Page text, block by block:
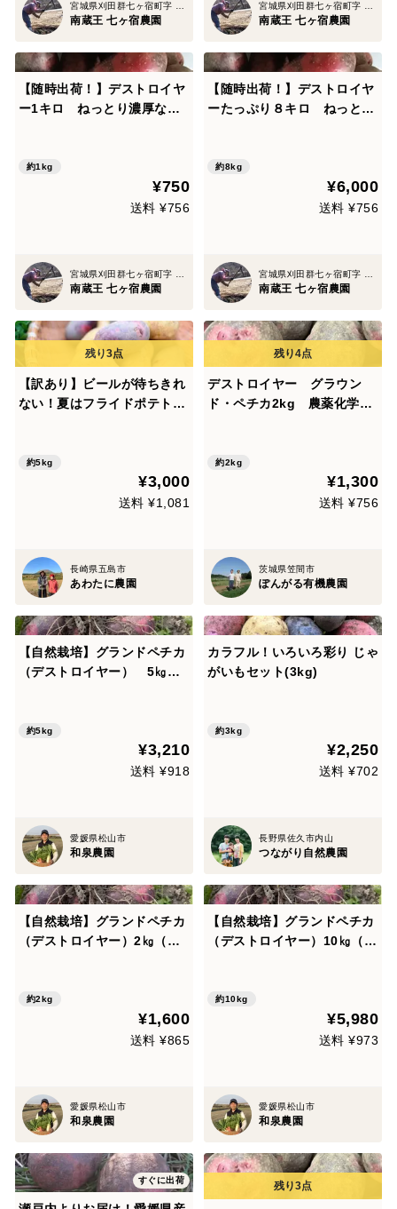
南蔵王 七ヶ宿農園 南蔵王 七ヶ宿農園
【随時出荷！】デストロイヤ
ー1キロ ねっとり濃厚なじ
約1kg
¥750
送料 ¥756
南蔵王 七ヶ宿農園
【随時出荷！】デストロイヤ
ーたっぷり８キロ ねっとり
約8kg
¥6,000
送料 ¥756
南蔵王 七ヶ宿農園
【訳あり】ビールが待ちきれ
ない！夏はフライドポテトで
カ５kg
約5kg
¥3,000
送料 ¥1,081
長崎県五島市
あわたに農園
デストロイヤー グラウン
ド・ペチカ2kg 農薬化学肥
約2kg
¥1,300
送料 ¥756
茨城県笠間市
ぽんがる有機農園
【自然栽培】グランドペチカ
（デストロイヤー） 5㎏
約5kg
¥3,210
送料 ¥918
愛媛県松山市
和泉農園
カラフル！いろいろ彩り じゃ
がいもセット(3kg)
約3kg
¥2,250
送料 ¥702
長野県佐久市内山
つながり自然農園
【自然栽培】グランドペチカ
（デストロイヤー）2㎏（肥
約2kg
¥1,600
送料 ¥865
愛媛県松山市
和泉農園
【自然栽培】グランドペチカ
（デストロイヤー）10㎏（肥
約10kg
¥5,980
送料 ¥973
愛媛県松山市
和泉農園
すぐに出荷